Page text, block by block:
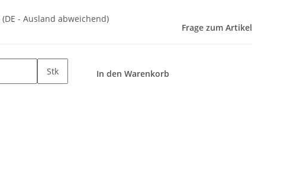
(DE - Ausland abweichend)
Frage zum Artikel
Stk In den Warenkorb